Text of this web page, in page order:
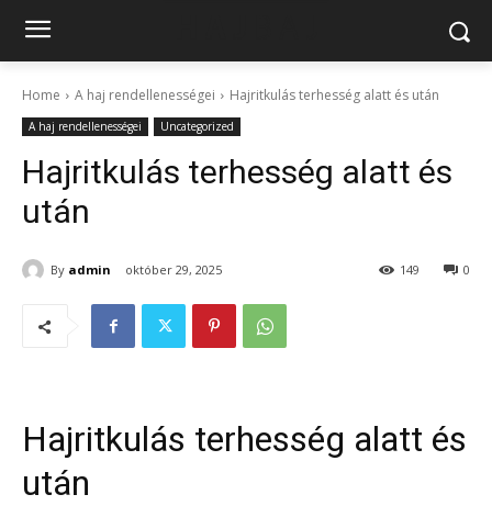
Home A haj rendellenességei Hajritkulás terhesség alatt és után
A haj rendellenességei Uncategorized
Hajritkulás terhesség alatt és
után
By admin október 29, 2025 0
149
Hajritkulás terhesség alatt és
után